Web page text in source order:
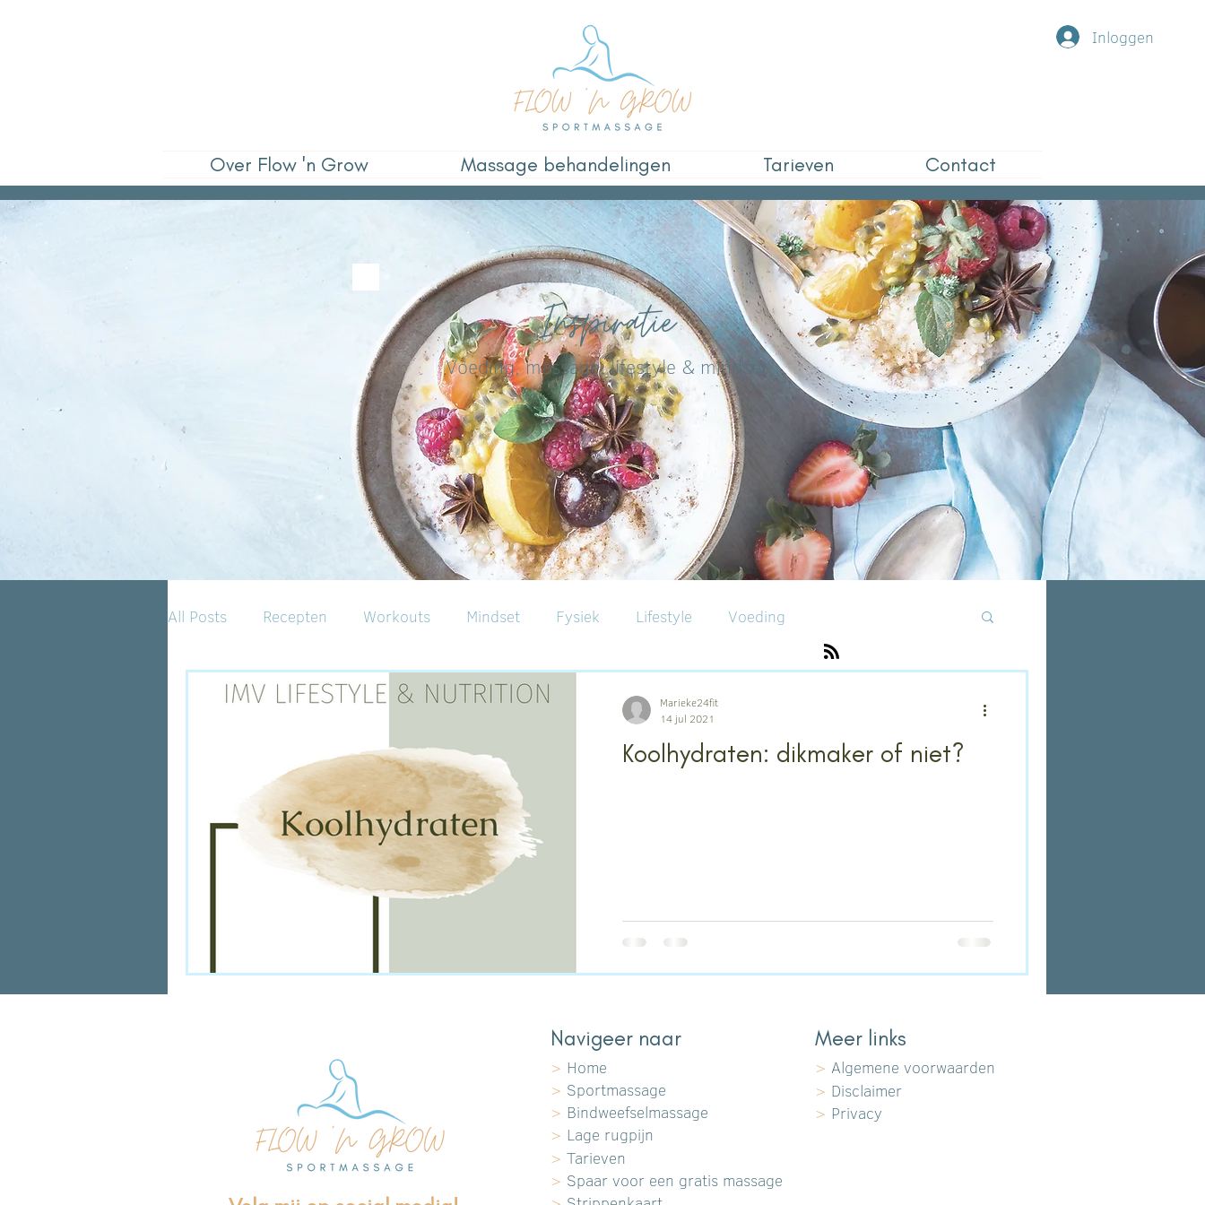
Inloggen
Over Flow 'n Grow Massage behandelingen Tarieven Contact
Inspiratie
Voeding, massage, lifestyle & mindset
All Posts Recepten Workouts Mindset Fysiek Lifestyle Voeding
Koolhydraten: dikmaker of niet?
Marieke24fit
14 jul 2021
Navigeer naar
> Home
> Sportmassage
> Bindweefselmassage
> Lage rugpijn
Meer links
> Algemene voorwaarden
> Disclaimer
> Privacy
> Tarieven
> Spaar voor een gratis massage